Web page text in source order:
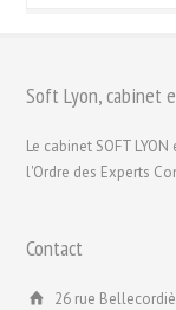
Soft Lyon, cabinet
Le cabinet SOFT LYON
l'Ordre des Experts
Contact
26 rue